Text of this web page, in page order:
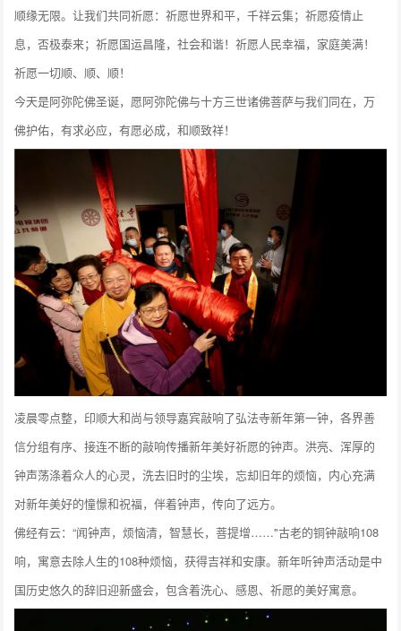
顺缘无限。让我们共同祈愿：祈愿世界和平，千祥云集；祈愿疫情止
息，否极泰来；祈愿国运昌隆，社会和谐！祈愿人民幸福，家庭美满！
祈愿一切顺、顺、顺！
今天是阿弥陀佛圣诞，愿阿弥陀佛与十方三世诸佛菩萨与我们同在，万
佛护佑，有求必应，有愿必成，和顺致祥！
凌晨零点整，印顺大和尚与领导嘉宾敲响了弘法寺新年第一钟，各界善
信分组有序、接连不断的敲响传播新年美好祈愿的钟声。洪亮、浑厚的
钟声荡涤着众人的心灵，洗去旧时的尘埃，忘却旧年的烦恼，内心充满
对新年美好的憧憬和祝福，伴着钟声，传向了远方。
佛经有云：“闻钟声，烦恼清，智慧长，菩提增……"古老的铜钟敲响108
响，寓意去除人生的108种烦恼，获得吉祥和安康。新年听钟声活动是中
国历史悠久的辞旧迎新盛会，包含着洗心、感恩、祈愿的美好寓意。